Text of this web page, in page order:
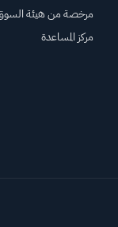
مرخصة من هيئة السوق
مركز المساعدة